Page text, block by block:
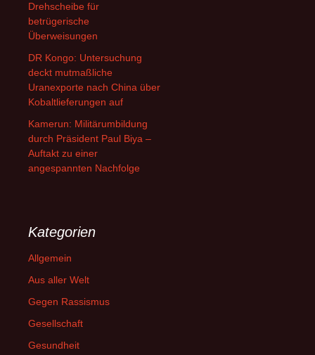
Drehscheibe für
betrügerische
Überweisungen
DR Kongo: Untersuchung
deckt mutmaßliche
Uranexporte nach China über
Kobaltlieferungen auf
Kamerun: Militärumbildung
durch Präsident Paul Biya –
Auftakt zu einer
angespannten Nachfolge
Kategorien
Allgemein
Aus aller Welt
Gegen Rassismus
Gesellschaft
Gesundheit